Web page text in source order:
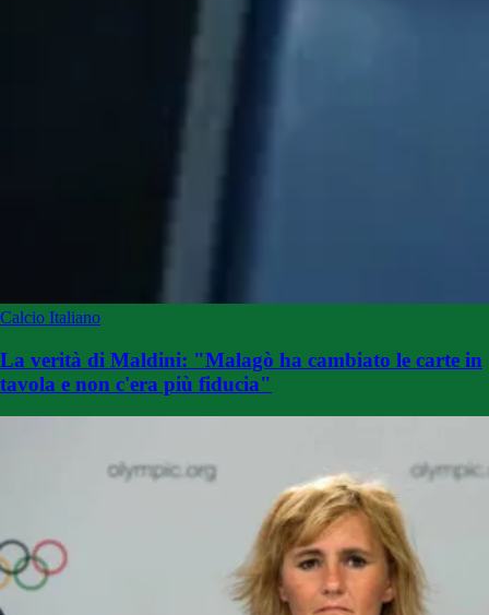
Calcio Italiano
La verità di Maldini: "Malagò ha cambiato le carte in
tavola e non c'era più fiducia"